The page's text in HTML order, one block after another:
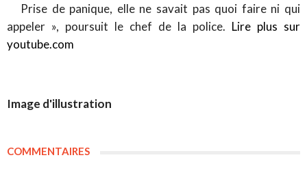
Prise de panique, elle ne savait pas quoi faire ni qui
appeler », poursuit le chef de la police. Lire plus sur
youtube.com
Image d'illustration
COMMENTAIRES